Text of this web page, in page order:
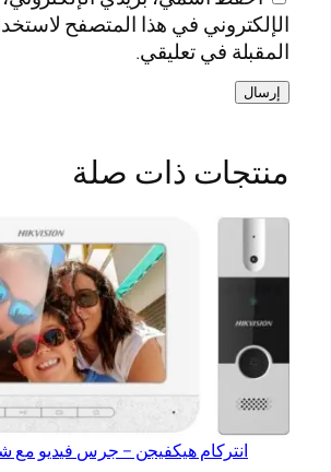
الإلكتروني في هذا المتصفح
المقبلة في تعليقي.
منتجات ذات صلة
انتركام هيكفيجن – جرس فيديو